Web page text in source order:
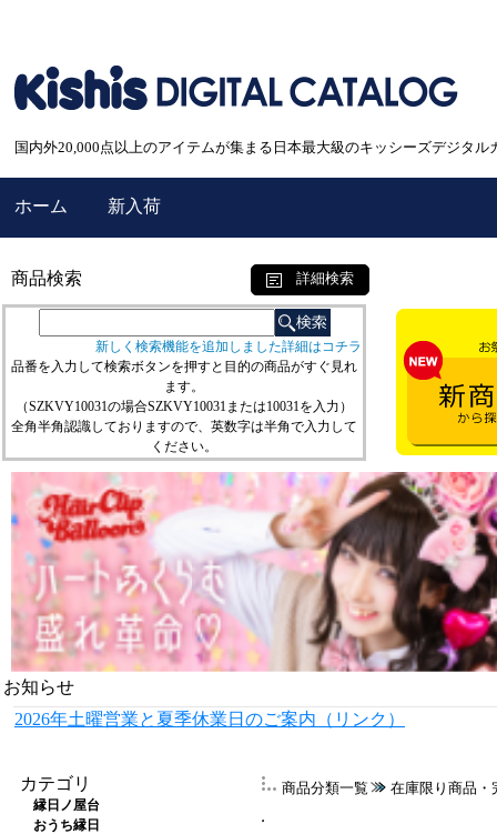
国内外20,000点以上のアイテムが集まる日本最大級のキッシーズデジタル
ホーム 新入荷
商品検索 詳細検索
新しく検索機能を追加しました詳細はコチラ
品番を入力して検索ボタンを押すと目的の商品がすぐ見れ
ます。
（SZKVY10031の場合SZKVY10031または10031を入力）
全角半角認識しておりますので、英数字は半角で入力して
ください。
お知らせ
2026年土曜営業と夏季休業日のご案内（リンク）
カテゴリ
縁日ノ屋台
おうち縁日
商品分類一覧 在庫限り商品・